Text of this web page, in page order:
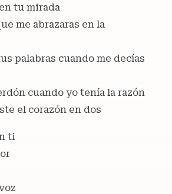
tu mirada
me abrazaras en la
palabras cuando me decías
cuando yo tenía la razón
el corazón en dos
ti